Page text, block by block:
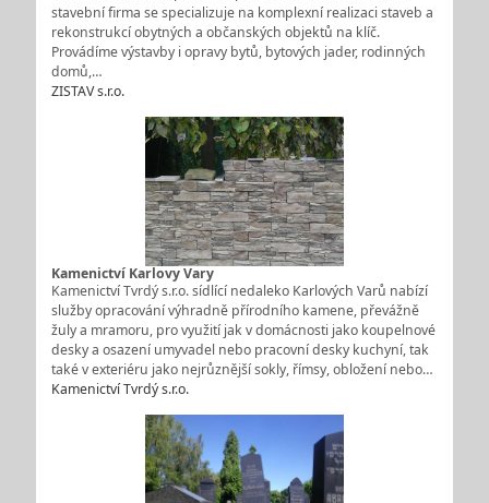
stavební firma se specializuje na komplexní realizaci staveb a
rekonstrukcí obytných a občanských objektů na klíč.
Provádíme výstavby i opravy bytů, bytových jader, rodinných
domů,…
ZISTAV s.r.o.
Kamenictví Karlovy Vary
Kamenictví Tvrdý s.r.o. sídlící nedaleko Karlových Varů nabízí
služby opracování výhradně přírodního kamene, převážně
žuly a mramoru, pro využití jak v domácnosti jako koupelnové
desky a osazení umyvadel nebo pracovní desky kuchyní, tak
také v exteriéru jako nejrůznější sokly, římsy, obložení nebo…
Kamenictví Tvrdý s.r.o.